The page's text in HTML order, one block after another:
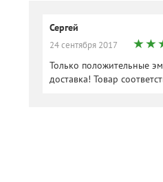
Сергей
24 сентября 2017
Только положительные
доставка! Товар